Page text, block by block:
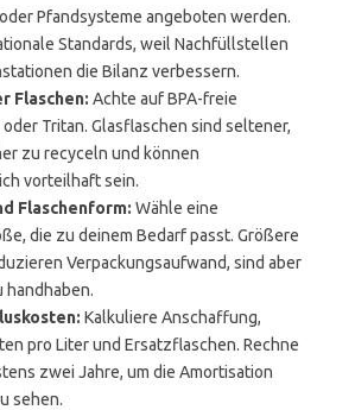
Pfandsysteme angeboten werden.
Standards, weil Nachfüllstellen
die Bilanz verbessern.
Flaschen: Achte auf BPA-freie
Tritan. Glasflaschen sind seltener,
zu recyceln und können
vorteilhaft sein.
Flaschenform: Wähle eine
die zu deinem Bedarf passt. Größere
Verpackungsaufwand, sind aber
handhaben.
Kalkuliere Anschaffung,
pro Liter und Ersatzflaschen. Rechne
zwei Jahre, um die Amortisation
sehen.